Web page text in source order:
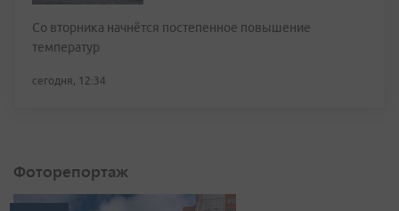
Со вторника начнётся постепенное повышение
температур
сегодня, 12:34
Фоторепортаж